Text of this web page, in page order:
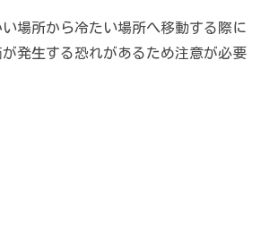
場所から冷たい場所へ移動する際に
発生する恐れがあるため注意が必要